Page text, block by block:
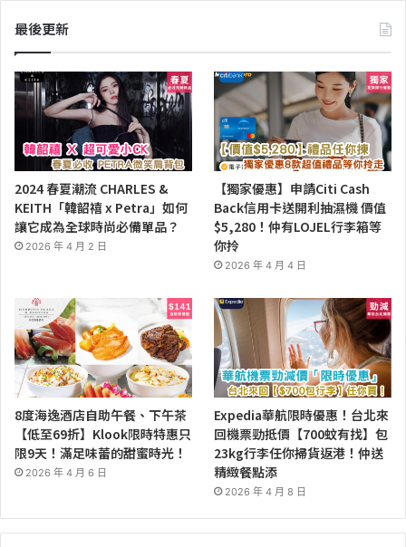
最後更新
2024 春夏潮流 CHARLES &
KEITH「韓韶禧 x Petra」如何
讓它成為全球時尚必備單品？
2026 年 4 月 2 日
【獨家優惠】申請Citi Cash
Back信用卡送開利抽濕機 價值
$5,280！仲有LOJEL行李箱等
你拎
2026 年 4 月 4 日
8度海逸酒店自助午餐、下午茶
【低至69折】Klook限時特惠只
限9天！滿足味蕾的甜蜜時光！
2026 年 4 月 6 日
Expedia華航限時優惠！台北來
回機票勁抵價【700蚊有找】包
23kg行李任你掃貨返港！仲送
精緻餐點添
2026 年 4 月 8 日